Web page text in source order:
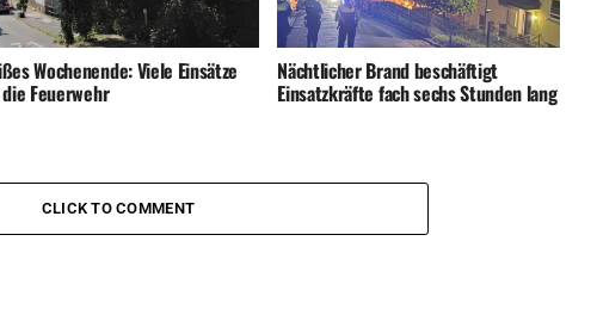
Wochenende: Viele Einsätze
Feuerwehr
Nächtlicher Brand beschäftigt
Einsatzkräfte fach sechs Stunden lang
CLICK TO COMMENT